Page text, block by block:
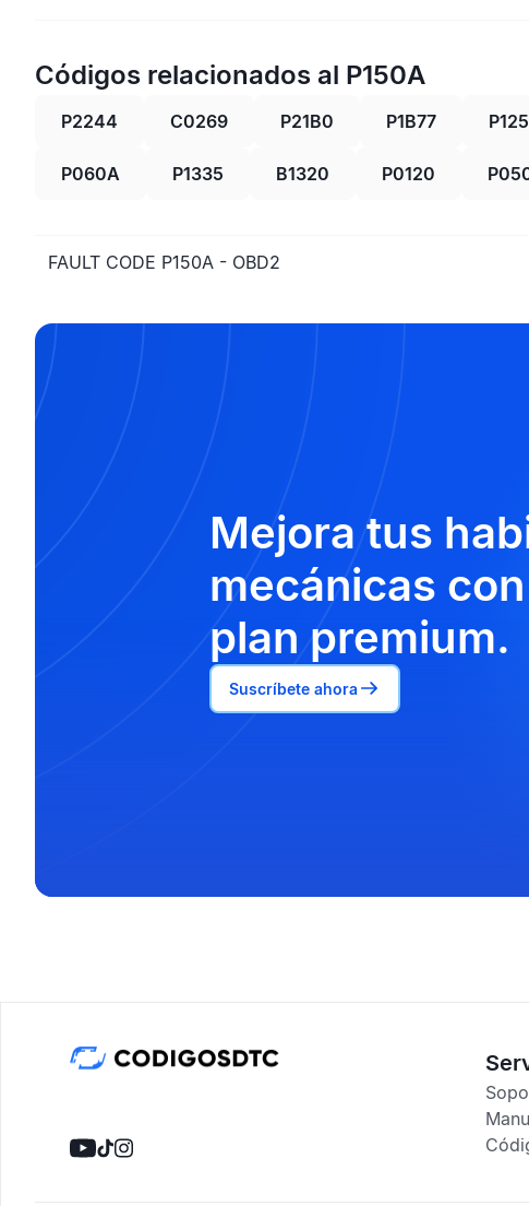
Códigos relacionados al P150A
P2244 C0269 P21B0 P1B77
P060A P1335 B1320 P0120
FAULT CODE P150A - OBD2
Mejora tus
mecánicas
plan premium.
Suscríbete ahora